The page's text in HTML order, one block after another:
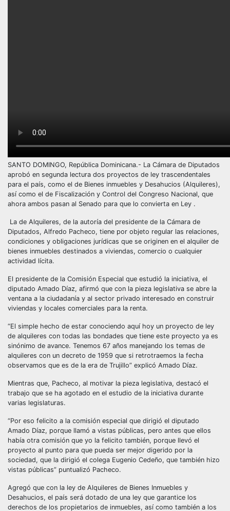
SANTO DOMINGO, República Dominicana.- La Cámara de Diputados
aprobó en segunda lectura dos proyectos de ley trascendentales
para el país, como el de Bienes inmuebles y Desahucios (Alquileres),
así como el de Fiscalización y Control del Congreso Nacional, que
ahora ambos pasan al Senado para que lo convierta en Ley .
La de Alquileres, de la autoría del presidente de la Cámara de
Diputados, Alfredo Pacheco, tiene por objeto regular las relaciones,
condiciones y obligaciones jurídicas que se originen en el alquiler de
bienes inmuebles destinados a viviendas, comercio o cualquier
actividad lícita.
El presidente de la Comisión Especial que estudió la iniciativa, el
diputado Amado Díaz, afirmó que con la pieza legislativa se abre la
ventana a la ciudadanía y al sector privado interesado en construir
viviendas y locales comerciales para la renta.
“El simple hecho de estar conociendo aquí hoy un proyecto de ley
de alquileres con todas las bondades que tiene este proyecto ya es
sinónimo de avance. Tenemos 67 años manejando los temas de
alquileres con un decreto de 1959 que si retrotraemos la fecha
observamos que es de la era de Trujillo” explicó Amado Díaz.
Mientras que, Pacheco, al motivar la pieza legislativa, destacó el
trabajo que se ha agotado en el estudio de la iniciativa durante
varias legislaturas.
“Por eso felicito a la comisión especial que dirigió el diputado
Amado Díaz, porque llamó a vistas públicas, pero antes que ellos
había otra comisión que yo la felicito también, porque llevó el
proyecto al punto para que pueda ser mejor digerido por la
sociedad, que la dirigió el colega Eugenio Cedeño, que también hizo
vistas públicas” puntualizó Pacheco.
Agregó que con la ley de Alquileres de Bienes Inmuebles y
Desahucios, el país será dotado de una ley que garantice los
derechos de los propietarios de inmuebles, así como también a los